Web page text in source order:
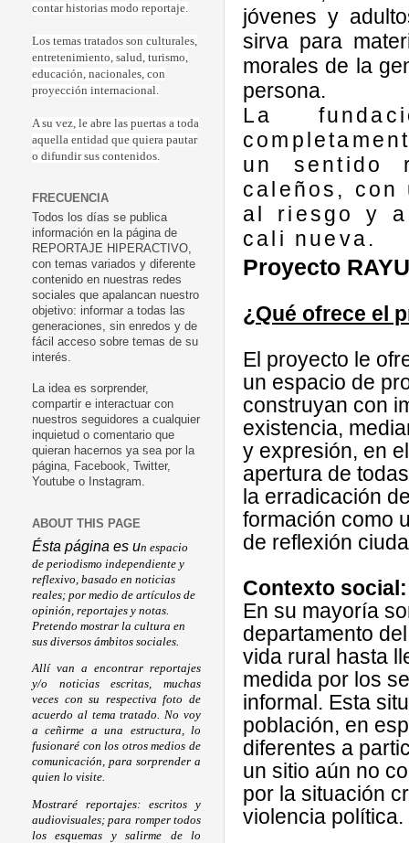
jóvenes y
sirva para
morales de la
persona.
La
un sentido
caleños, con
al riesgo y
cali nueva.
Proyecto
¿Qué ofrece el
El proyecto le
un espacio de
construyan con
existencia,
y expresión, en
apertura de
la erradicación
formación como
de reflexión
Contexto social:
En su mayoría
departamento
vida rural hasta
medida por los
informal. Esta
población, en
diferentes a
un sitio aún no
por la situación
violencia política.
contar historias modo reportaje.
Los temas tratados son culturales,
entretenimiento, salud, turismo,
educación, nacionales, con
proyección internacional.
A su vez, le abre las puertas a toda
aquella entidad que quiera pautar
o difundir sus contenidos.
FRECUENCIA
Todos los días se publica
información en la página de
REPORTAJE HIPERACTIVO,
con temas variados y diferente
contenido en nuestras redes
sociales que apalancan nuestro
objetivo: informar a todas las
generaciones, sin enredos y de
fácil acceso sobre temas de su
interés.
La idea es sorprender,
compartir e interactuar con
nuestros seguidores a cualquier
inquietud o comentario que
quieran hacernos ya sea por la
página, Facebook, Twitter,
Youtube o Instagram.
ABOUT THIS PAGE
Ésta página es un espacio
de periodismo independiente y
reflexivo, basado en noticias
reales; por medio de artículos de
opinión, reportajes y notas.
Pretendo mostrar la cultura en
sus diversos ámbitos sociales.
Allí van a encontrar reportajes
y/o noticias escritas, muchas
veces con su respectiva foto de
acuerdo al tema tratado. No voy
a ceñirme a una estructura, lo
fusionaré con los otros medios de
comunicación, para sorprender a
quien lo visite.
Mostraré reportajes: escritos y
audiovisuales; para romper todos
los esquemas y salirme de lo